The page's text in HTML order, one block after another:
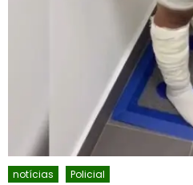
notícias Policial